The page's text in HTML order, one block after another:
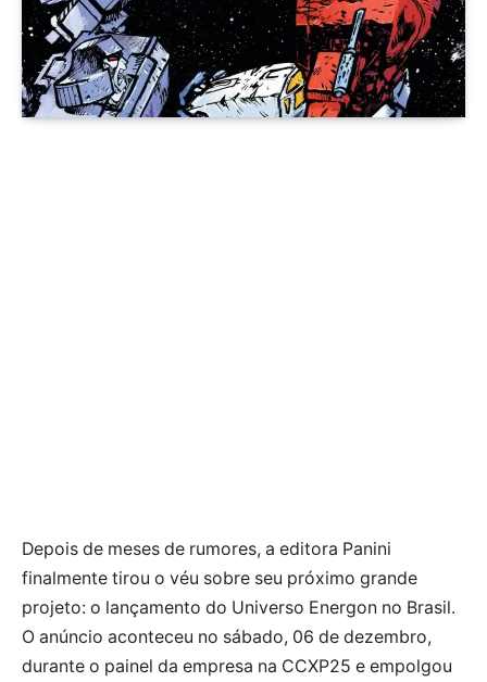
Depois de meses de rumores, a editora Panini
finalmente tirou o véu sobre seu próximo grande
projeto: o lançamento do Universo Energon no Brasil.
O anúncio aconteceu no sábado, 06 de dezembro,
durante o painel da empresa na CCXP25 e empolgou